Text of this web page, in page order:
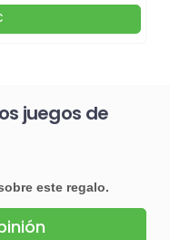
juegos de
este regalo.